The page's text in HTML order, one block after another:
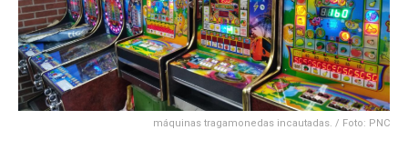
máquinas tragamonedas incautadas. / Foto: PNC